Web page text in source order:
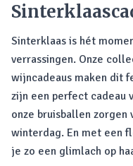
Sinterklaas is hét
verrassingen. Onze
wijncadeaus maken dit
zijn een perfect cadeau
onze bruisballen zorgen
winterdag. En met een
je zo een glimlach op